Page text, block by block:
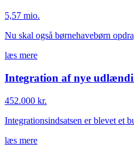
5,57 mio.
Nu skal også børnehavebørn
læs mere
Integration af nye
452.000 kr.
Integrationsindsatsen er blevet et
læs mere